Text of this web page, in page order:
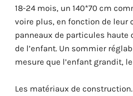
18-24 mois, un 140*70 cm
voire plus, en fonction de leur
panneaux de particules haute
de l’enfant. Un sommier
mesure que l’enfant grandit,
Les matériaux de